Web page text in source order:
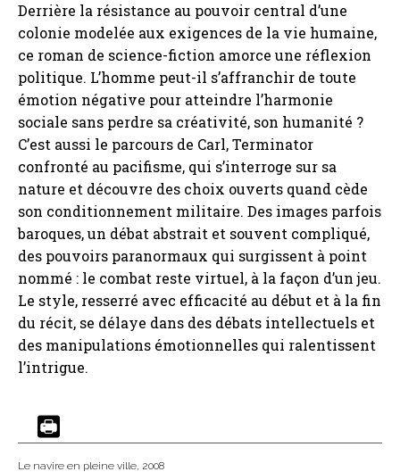
Derrière la résistance au pouvoir central d’une
colonie modelée aux exigences de la vie humaine,
ce roman de science-fiction amorce une réflexion
politique. L’homme peut-il s’affranchir de toute
émotion négative pour atteindre l’harmonie
sociale sans perdre sa créativité, son humanité ?
C’est aussi le parcours de Carl, Terminator
confronté au pacifisme, qui s’interroge sur sa
nature et découvre des choix ouverts quand cède
son conditionnement militaire. Des images parfois
baroques, un débat abstrait et souvent compliqué,
des pouvoirs paranormaux qui surgissent à point
nommé : le combat reste virtuel, à la façon d’un jeu.
Le style, resserré avec efficacité au début et à la fin
du récit, se délaye dans des débats intellectuels et
des manipulations émotionnelles qui ralentissent
l’intrigue.
Le navire en pleine ville, 2008